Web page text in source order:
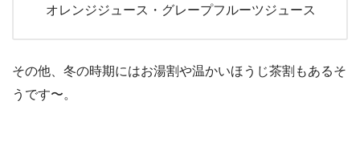
オレンジジュース・グレープフルーツジュース
その他、冬の時期にはお湯割や温かいほうじ茶割もあるそ
うです〜。